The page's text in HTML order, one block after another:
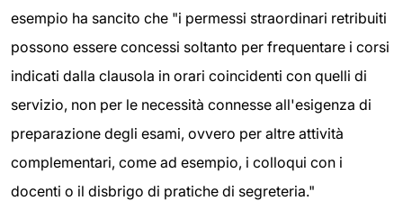
esempio ha sancito che "i permessi straordinari retribuiti
possono essere concessi soltanto per frequentare i corsi
indicati dalla clausola in orari coincidenti con quelli di
servizio, non per le necessità connesse all'esigenza di
preparazione degli esami, ovvero per altre attività
complementari, come ad esempio, i colloqui con i
docenti o il disbrigo di pratiche di segreteria."